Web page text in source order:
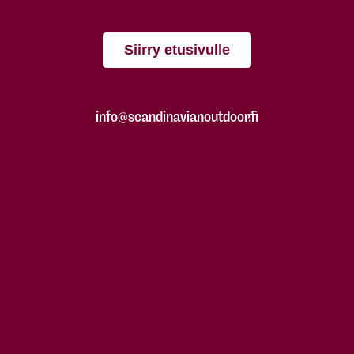
Siirry etusivulle
info@scandinavianoutdoor.fi